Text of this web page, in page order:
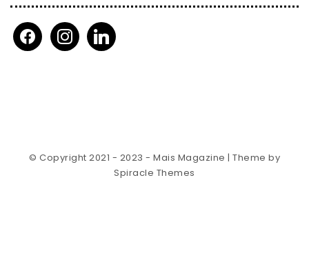
facebookinstagramlinkedin
© Copyright 2021 - 2023 - Mais Magazine | Theme by
Spiracle Themes